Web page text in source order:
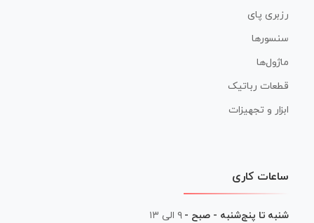
رزبری پای
سنسورها
ماژول‌ها
قطعات رباتیک
ابزار و تجهیزات
ساعات کاری
شنبه تا پنج‌شنبه - صبح - ۹ الی ۱۳